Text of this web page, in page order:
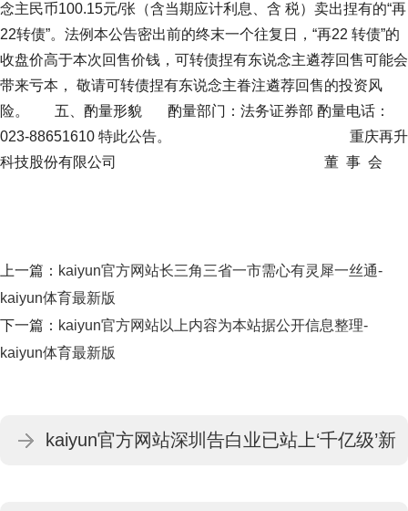
念主民币100.15元/张（含当期应计利息、含 税）卖出捏有的“再
22转债”。法例本公告密出前的终末一个往复日，“再22 转债”的
收盘价高于本次回售价钱，可转债捏有东说念主遴荐回售可能会
带来亏本， 敬请可转债捏有东说念主眷注遴荐回售的投资风
险。 五、酌量形貌 酌量部门：法务证券部 酌量电话：
023-88651610 特此公告。 重庆再升
科技股份有限公司 董 事 会
上一篇： kaiyun官方网站长三角三省一市需心有灵犀一丝通-
kaiyun体育最新版
下一篇： kaiyun官方网站以上内容为本站据公开信息整理-
kaiyun体育最新版
kaiyun官方网站深圳告白业已站上‘千亿级’新